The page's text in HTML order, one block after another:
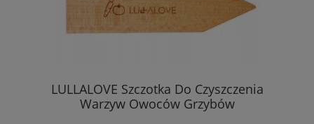
LULLALOVE Szczotka Do Czyszczenia
Warzyw Owoców Grzybów